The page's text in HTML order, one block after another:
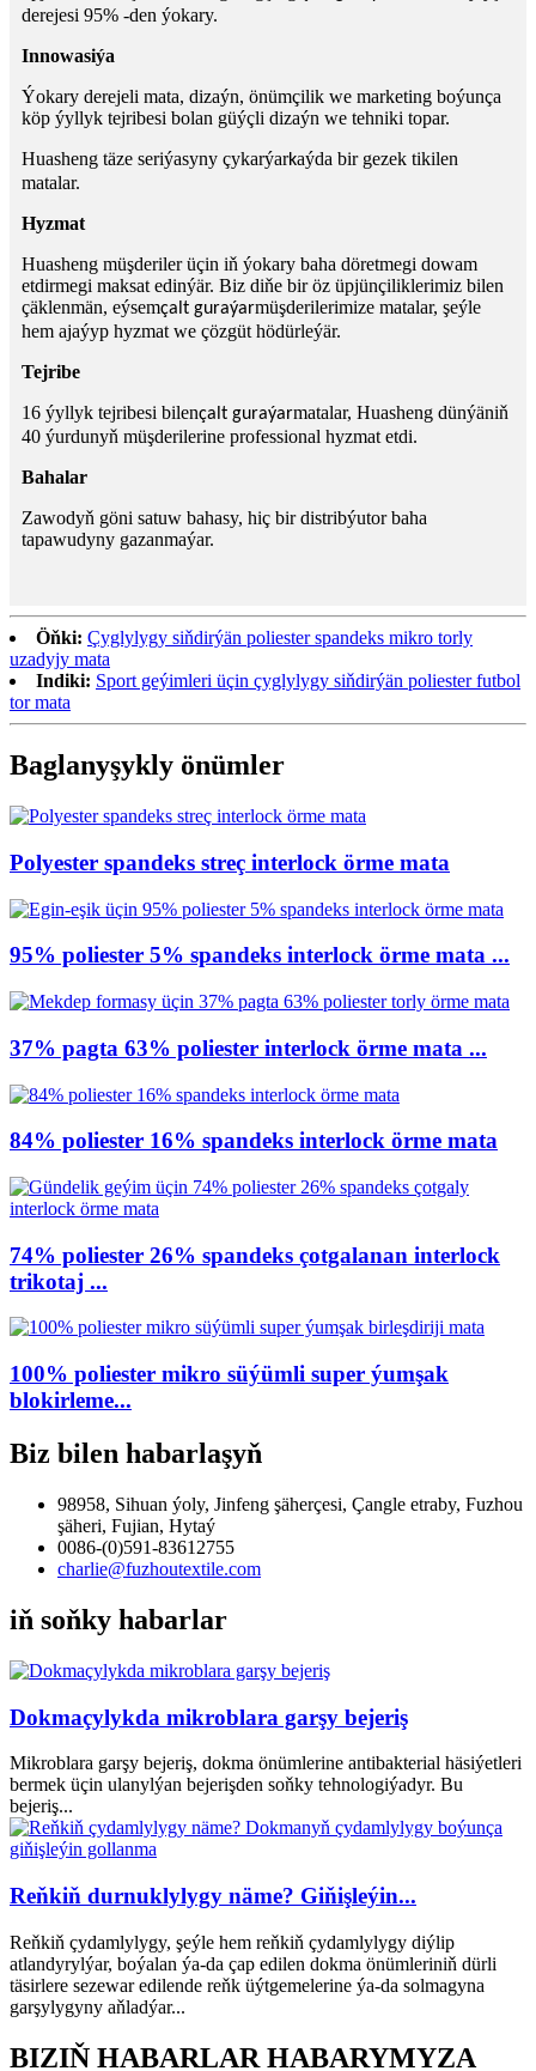
derejesi 95% -den ýokary.
Innowasiýa
Ýokary derejeli mata, dizaýn, önümçilik we marketing boýunça
köp ýyllyk tejribesi bolan güýçli dizaýn we tehniki topar.
Huasheng täze seriýasyny çykarýarkaýda bir gezek tikilen
matalar.
Hyzmat
Huasheng müşderiler üçin iň ýokary baha döretmegi dowam
etdirmegi maksat edinýär. Biz diňe bir öz üpjünçiliklerimiz bilen
çäklenmän, eýsemçalt guraýarmüşderilerimize matalar, şeýle
hem ajaýyp hyzmat we çözgüt hödürleýär.
Tejribe
16 ýyllyk tejribesi bilençalt guraýarmatalar, Huasheng dünýäniň
40 ýurdunyň müşderilerine professional hyzmat etdi.
Bahalar
Zawodyň göni satuw bahasy, hiç bir distribýutor baha
tapawudyny gazanmaýar.
Öňki: Çyglylygy siňdirýän poliester spandeks mikro torly
uzadyjy mata
Indiki: Sport geýimleri üçin çyglylygy siňdirýän poliester futbol
tor mata
Baglanyşykly önümler
Polyester spandeks streç interlock örme mata
95% poliester 5% spandeks interlock örme mata ...
37% pagta 63% poliester interlock örme mata ...
84% poliester 16% spandeks interlock örme mata
74% poliester 26% spandeks çotgalanan interlock
trikotaj ...
100% poliester mikro süýümli super ýumşak
blokirleme...
Biz bilen habarlaşyň
98958, Sihuan ýoly, Jinfeng şäherçesi, Çangle etraby, Fuzhou
şäheri, Fujian, Hytaý
0086-(0)591-83612755
charlie@fuzhoutextile.com
iň soňky habarlar
Dokmaçylykda mikroblara garşy bejeriş
Mikroblara garşy bejeriş, dokma önümlerine antibakterial häsiýetleri
bermek üçin ulanylýan bejerişden soňky tehnologiýadyr. Bu
bejeriş...
Reňkiň durnuklylygy näme? Giňişleýin...
Reňkiň çydamlylygy, şeýle hem reňkiň çydamlylygy diýlip
atlandyrylýar, boýalan ýa-da çap edilen dokma önümleriniň dürli
täsirlere sezewar edilende reňk üýtgemelerine ýa-da solmagyna
garşylygyny aňladýar...
BIZIŇ HABARLAR HABARYMYZA